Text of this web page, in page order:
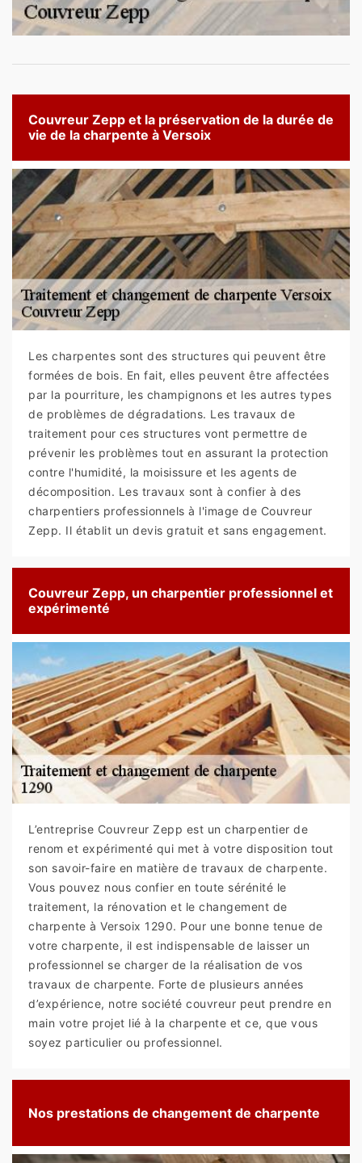
Couvreur Zepp et la préservation de la durée de
vie de la charpente à Versoix
Les charpentes sont des structures qui peuvent être
formées de bois. En fait, elles peuvent être affectées
par la pourriture, les champignons et les autres types
de problèmes de dégradations. Les travaux de
traitement pour ces structures vont permettre de
prévenir les problèmes tout en assurant la protection
contre l'humidité, la moisissure et les agents de
décomposition. Les travaux sont à confier à des
charpentiers professionnels à l'image de Couvreur
Zepp. Il établit un devis gratuit et sans engagement.
Couvreur Zepp, un charpentier professionnel et
expérimenté
L’entreprise Couvreur Zepp est un charpentier de
renom et expérimenté qui met à votre disposition tout
son savoir-faire en matière de travaux de charpente.
Vous pouvez nous confier en toute sérénité le
traitement, la rénovation et le changement de
charpente à Versoix 1290. Pour une bonne tenue de
votre charpente, il est indispensable de laisser un
professionnel se charger de la réalisation de vos
travaux de charpente. Forte de plusieurs années
d’expérience, notre société couvreur peut prendre en
main votre projet lié à la charpente et ce, que vous
soyez particulier ou professionnel.
Nos prestations de changement de charpente